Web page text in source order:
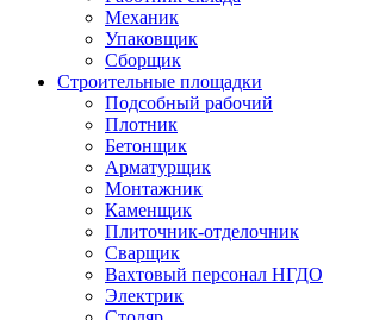
Механик
Упаковщик
Сборщик
Строительные площадки
Подсобный рабочий
Плотник
Бетонщик
Арматурщик
Монтажник
Каменщик
Плиточник-отделочник
Сварщик
Вахтовый персонал НГДО
Электрик